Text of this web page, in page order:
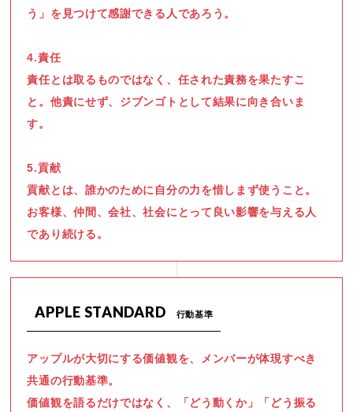
う」を見つけて感謝できる人であろう。
4.責任
責任とは取るものではなく、任された責務を果たすこ
と。他責にせず、ジブンゴトとして結果に向き合いま
す。
5.貢献
貢献とは、誰かのために自分の力を惜しまず使うこと。
お客様、仲間、会社、社会にとって良い影響を与える人
であり続ける。
APPLE STANDARD 行動基準
アップルが大切にする価値観を、メンバーが体現すべき
共通の行動基準。
価値観を語るだけではなく、「どう動くか」「どう振る